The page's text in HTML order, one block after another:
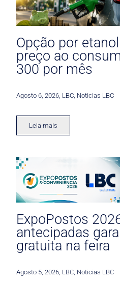
Opção por
preço ao
300 por mês
Agosto 6, 2026 LBC Noticias LBC
Leia mais
ExpoPostos
antecipadas
gratuita na feira
Agosto 5, 2026 LBC Noticias LBC